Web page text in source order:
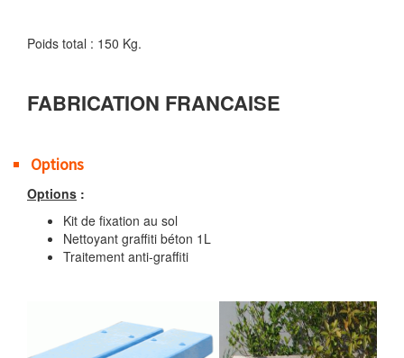
Poids total : 150 Kg.
FABRICATION FRANCAISE
Options
Options :
Kit de fixation au sol
Nettoyant graffiti béton 1L
Traitement anti-graffiti